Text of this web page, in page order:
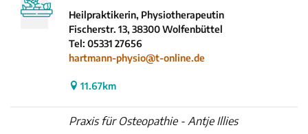
Heilpraktikerin, Physiotherapeutin
Fischerstr. 13, 38300 Wolfenbüttel
Tel: 05331 27656
hartmann-physio@t-online.de
11.67km
Praxis für Osteopathie - Antje Illies